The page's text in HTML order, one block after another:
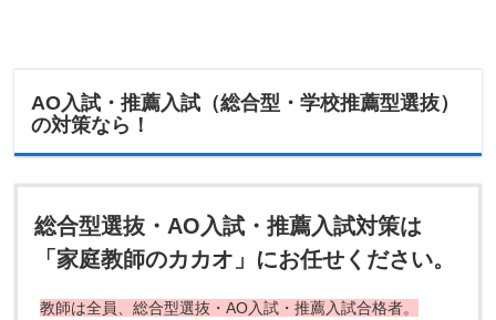
AO入試・推薦入試（総合型・学校推薦型選抜）
の対策なら！
総合型選抜・AO入試・推薦入試対策は
「家庭教師のカカオ」にお任せください。
教師は全員、総合型選抜・AO入試・推薦入試合格者。